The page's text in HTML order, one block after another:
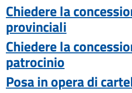
Chiedere la
provinciali
Chiedere la
patrocinio
Posa in opera di